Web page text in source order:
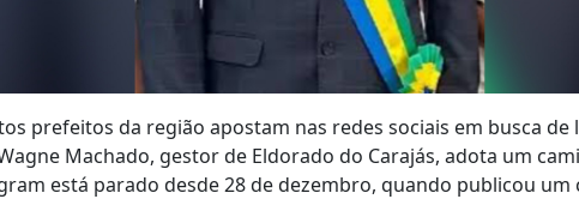
prefeitos da região apostam nas redes sociais em busca de
Machado, gestor de Eldorado do Carajás, adota um
está parado desde 28 de dezembro, quando publicou um